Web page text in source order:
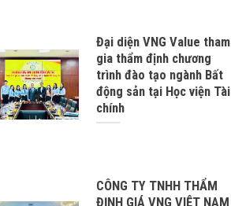
Đại diện VNG Value tham
gia thẩm định chương
trình đào tạo ngành Bất
động sản tại Học viện Tài
chính
CÔNG TY TNHH THẨM
ĐỊNH GIÁ VNG VIỆT NAM